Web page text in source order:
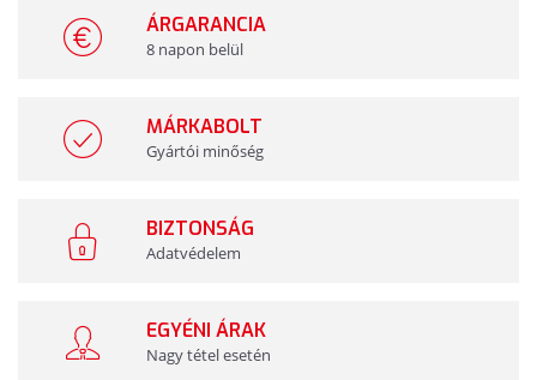
ÁRGARANCIA
8 napon belül
MÁRKABOLT
Gyártói minőség
BIZTONSÁG
Adatvédelem
EGYÉNI ÁRAK
Nagy tétel esetén